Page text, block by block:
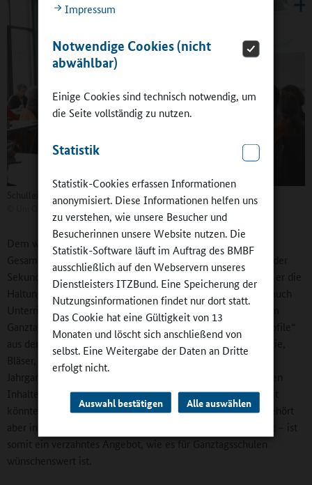
Impressum
Notwendige Cookies (nicht
abwählbar)
Einige Cookies sind technisch notwendig, um
die Seite vollständig zu nutzen.
Statistik
Statistik-Cookies erfassen Informationen
anonymisiert. Diese Informationen helfen uns
zu verstehen, wie unsere Besucher und
Besucherinnen unsere Website nutzen. Die
Statistik-Software läuft im Auftrag des BMBF
ausschließlich auf den Webservern unseres
Dienstleisters ITZBund. Eine Speicherung der
Nutzungsinformationen findet nur dort statt.
Das Cookie hat eine Gültigkeit von 13
Monaten und löscht sich anschließend von
selbst. Eine Weitergabe der Daten an Dritte
erfolgt nicht.
Auswahl bestätigen Alle auswählen
Schulleiter Benjamin Jürgens stellt die IGS Buchholz vor
Uni Oldenburg | Präsentationstechnik
Dem würde der Ganztagskoordinator der Integrierten
Gesamtschule Buchholz, Benjamin Jürgens, zugleich Leiter der
Sekundarstufe I, wohl zustimmen. In seinem Impuls stellte er die
Haltung seiner Schule zum Ganztag vor. Er fragte, ob nicht auch
Unterricht selbst ein Konzept sein könne, mit dem man dem
Ganztag begegne. Zum Konzept der Schule zählen fünf „Profile“
aus denen die Schülerinnen und Schüler auswählen: Ökologie,
Bläser, Kunst und Theater, Sport sowie MINT. Bis zur
Jahrgangsstufe 8 beschäftigen sie sich mit den dazugehörigen
Inhalten wöchentlich zwei Stunden lang. Diese Projektarbeit
könnte ebenso Arbeitsgemeinschaft genannt werden, sie gehört
aber in der gebundenen Ganztagsschule zum Fachunterricht – ist
somit ein verzahntes Angebot, wie es für Ganztagsschulen
wünschenswert ist.